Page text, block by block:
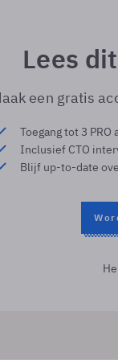
Lees
een gratis
Toegang tot 3
Inclusief CTO
Blijf up-to-date